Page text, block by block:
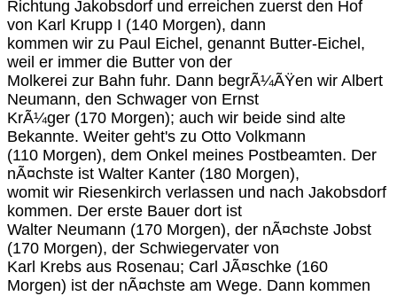
Richtung Jakobsdorf und erreichen zuerst den Hof
von Karl Krupp I (140 Morgen), dann
kommen wir zu Paul Eichel, genannt Butter-Eichel,
weil er immer die Butter von der
Molkerei zur Bahn fuhr. Dann begrÃ¼ÃŸen wir Albert
Neumann, den Schwager von Ernst
KrÃ¼ger (170 Morgen); auch wir beide sind alte
Bekannte. Weiter geht's zu Otto Volkmann
(110 Morgen), dem Onkel meines Postbeamten. Der
nÃ¤chste ist Walter Kanter (180 Morgen),
womit wir Riesenkirch verlassen und nach Jakobsdorf
kommen. Der erste Bauer dort ist
Walter Neumann (170 Morgen), der nÃ¤chste Jobst
(170 Morgen), der Schwiegervater von
Karl Krebs aus Rosenau; Carl JÃ¤schke (160
Morgen) ist der nÃ¤chste am Wege. Dann kommen